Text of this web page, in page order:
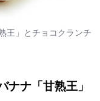
王」とチョコクランチ
ナナ「甘熟王」